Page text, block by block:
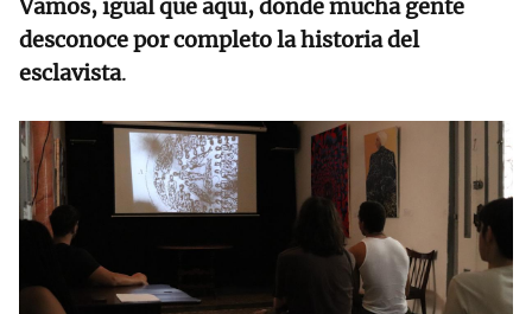
Vamos, igual que aquí, donde mucha gente
desconoce por completo la historia del
esclavista.